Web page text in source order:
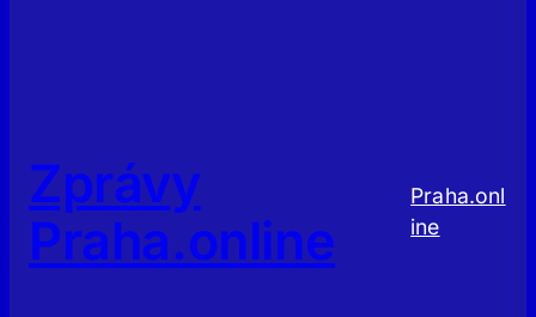
Zprávy
Praha.online
Praha.onl
ine